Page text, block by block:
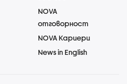
NOVA
отговорност
NOVA Кариери
News in English